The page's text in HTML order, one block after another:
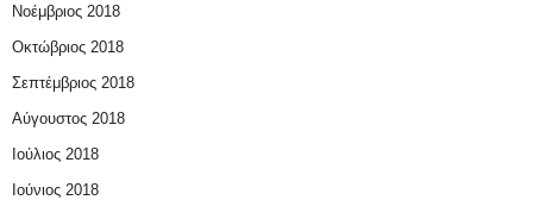
Νοέμβριος 2018
Οκτώβριος 2018
Σεπτέμβριος 2018
Αύγουστος 2018
Ιούλιος 2018
Ιούνιος 2018